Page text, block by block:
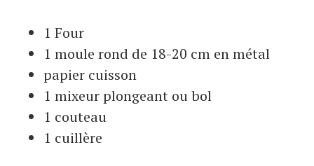
1 Four
1 moule rond de 18-20 cm en métal
papier cuisson
1 mixeurplongeant ou bol
1 couteau
1 cuillère